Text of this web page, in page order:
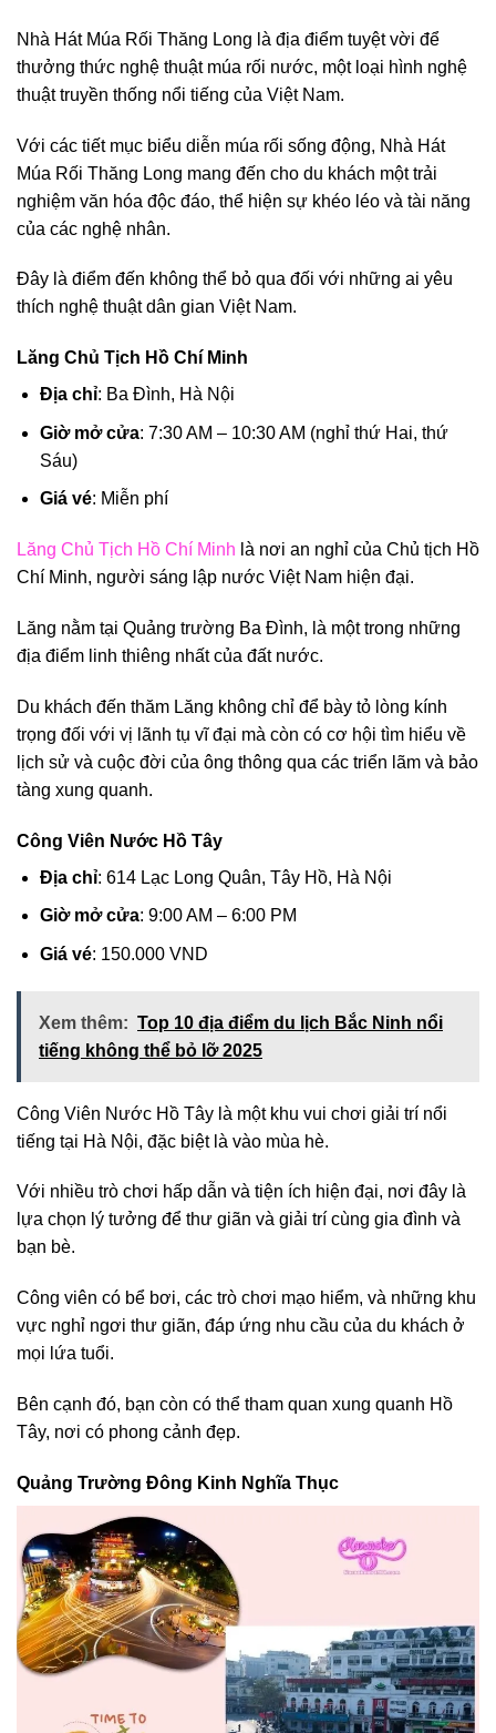
Nhà Hát Múa Rối Thăng Long là địa điểm tuyệt vời để
thưởng thức nghệ thuật múa rối nước, một loại hình nghệ
thuật truyền thống nổi tiếng của Việt Nam.
Với các tiết mục biểu diễn múa rối sống động, Nhà Hát
Múa Rối Thăng Long mang đến cho du khách một trải
nghiệm văn hóa độc đáo, thể hiện sự khéo léo và tài năng
của các nghệ nhân.
Đây là điểm đến không thể bỏ qua đối với những ai yêu
thích nghệ thuật dân gian Việt Nam.
Lăng Chủ Tịch Hồ Chí Minh
Địa chỉ: Ba Đình, Hà Nội
Giờ mở cửa: 7:30 AM – 10:30 AM (nghỉ thứ Hai, thứ
Sáu)
Giá vé: Miễn phí
Lăng Chủ Tịch Hồ Chí Minh là nơi an nghỉ của Chủ tịch Hồ
Chí Minh, người sáng lập nước Việt Nam hiện đại.
Lăng nằm tại Quảng trường Ba Đình, là một trong những
địa điểm linh thiêng nhất của đất nước.
Du khách đến thăm Lăng không chỉ để bày tỏ lòng kính
trọng đối với vị lãnh tụ vĩ đại mà còn có cơ hội tìm hiểu về
lịch sử và cuộc đời của ông thông qua các triển lãm và bảo
tàng xung quanh.
Công Viên Nước Hồ Tây
Địa chỉ: 614 Lạc Long Quân, Tây Hồ, Hà Nội
Giờ mở cửa: 9:00 AM – 6:00 PM
Giá vé: 150.000 VND
Xem thêm: Top 10 địa điểm du lịch Bắc Ninh nổi
tiếng không thể bỏ lỡ 2025
Công Viên Nước Hồ Tây là một khu vui chơi giải trí nổi
tiếng tại Hà Nội, đặc biệt là vào mùa hè.
Với nhiều trò chơi hấp dẫn và tiện ích hiện đại, nơi đây là
lựa chọn lý tưởng để thư giãn và giải trí cùng gia đình và
bạn bè.
Công viên có bể bơi, các trò chơi mạo hiểm, và những khu
vực nghỉ ngơi thư giãn, đáp ứng nhu cầu của du khách ở
mọi lứa tuổi.
Bên cạnh đó, bạn còn có thể tham quan xung quanh Hồ
Tây, nơi có phong cảnh đẹp.
Quảng Trường Đông Kinh Nghĩa Thục